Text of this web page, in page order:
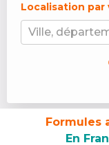
Localisation
Ville,
Formules
En